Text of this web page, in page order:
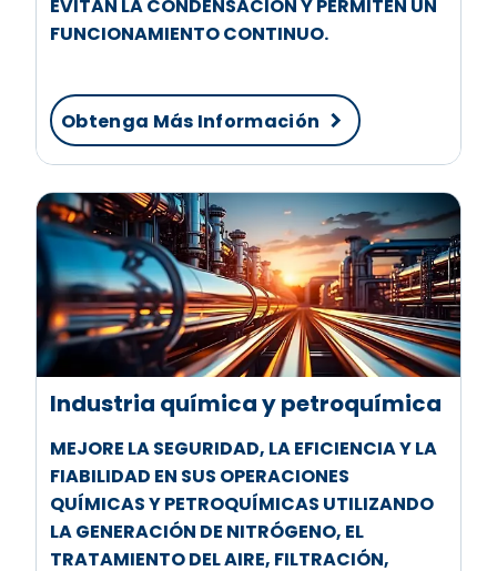
EVITAN LA CONDENSACIÓN Y PERMITEN UN
FUNCIONAMIENTO CONTINUO.
Obtenga Más Información
Industria química y petroquímica
MEJORE LA SEGURIDAD, LA EFICIENCIA Y LA
FIABILIDAD EN SUS OPERACIONES
QUÍMICAS Y PETROQUÍMICAS UTILIZANDO
LA GENERACIÓN DE NITRÓGENO, EL
TRATAMIENTO DEL AIRE, FILTRACIÓN,